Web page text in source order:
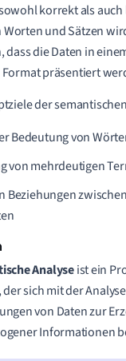
korrekt als auch
Worten und Sätzen
dass die Daten in
präsentiert
der
Bedeutung von
von mehrdeutigen
Beziehungen
Analyseist ein
der sich mit der
von Daten zur
Informationen